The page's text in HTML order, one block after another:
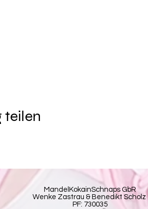
teilen
MandelKokainSchnaps GbR
Wenke Zastrau & Benedikt Scholz
PF: 730035